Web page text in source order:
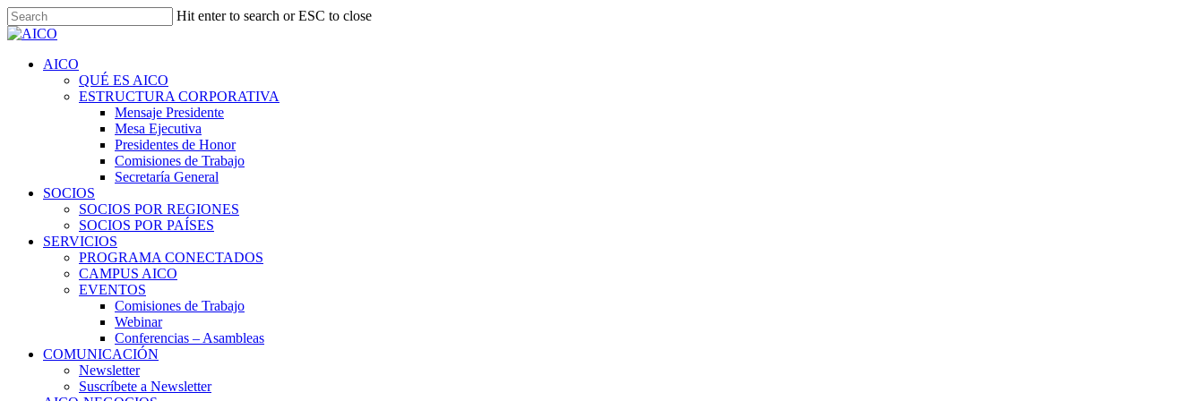
Skip
to
content
Hit enter to search or ESC to close
Close
Menu
AICO
QUÉ ES AICO
ESTRUCTURA CORPORATIVA
Mensaje Presidente
Mesa Ejecutiva
Presidentes de Honor
Comisiones de Trabajo
Secretaría General
SOCIOS
SOCIOS POR REGIONES
SOCIOS POR PAÍSES
SERVICIOS
PROGRAMA CONECTADOS
CAMPUS AICO
EVENTOS
Comisiones de Trabajo
Webinar
Conferencias – Asambleas
COMUNICACIÓN
Newsletter
Suscríbete a Newsletter